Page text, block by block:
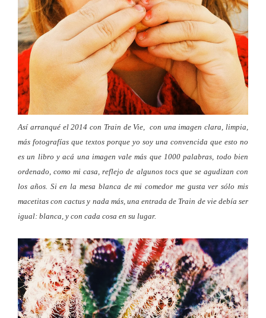
Así arranqué el 2014 con Train de Vie, con una imagen clara, limpia,
más fotografías que textos porque yo soy una convencida que esto no
es un libro y acá una imagen vale más que 1000 palabras, todo bien
ordenado, como mi casa, reflejo de algunos tocs que se agudizan con
los años. Si en la mesa blanca de mi comedor me gusta ver sólo mis
macetitas con cactus y nada más, una entrada de Train de vie debía ser
igual: blanca, y con cada cosa en su lugar.